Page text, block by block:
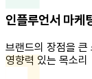
인플루언서 마케
브랜드의 장점을 큰
영향력 있는 목소리